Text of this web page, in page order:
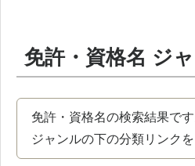
免許・資格名 ジ
免許・資格名の検索結果です
ジャンルの下の分類リンク